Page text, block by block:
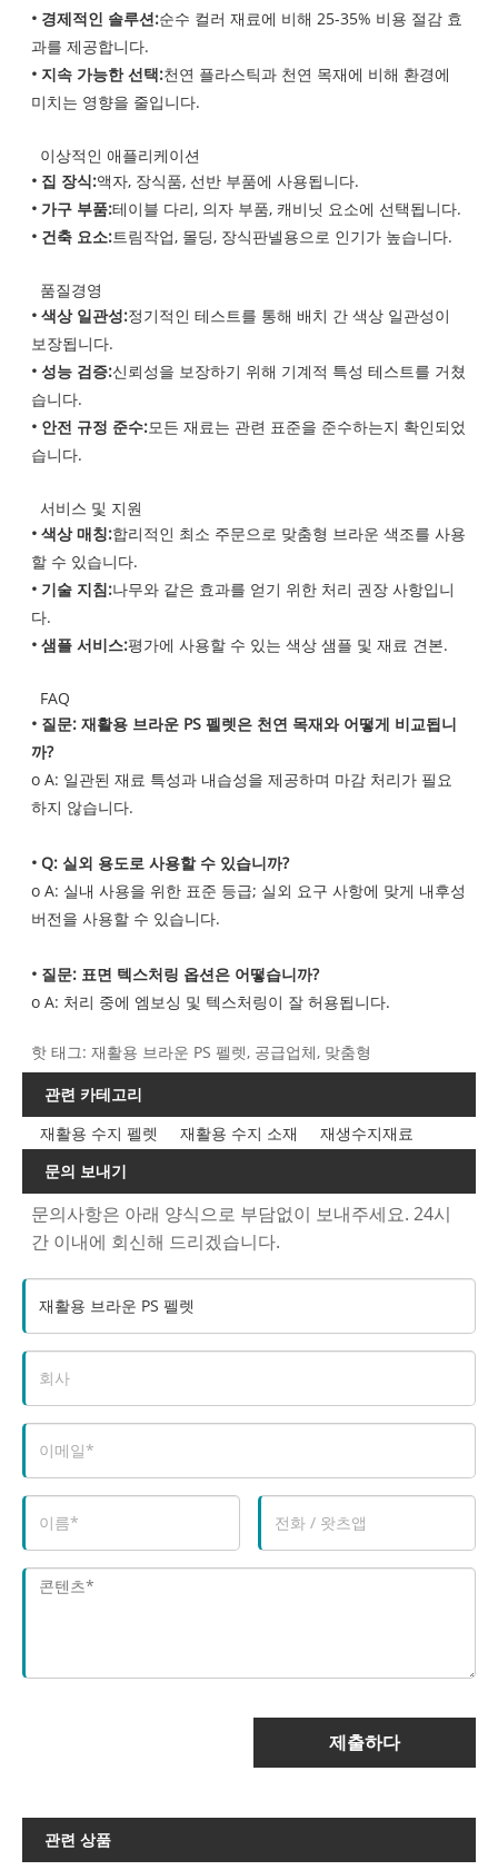
• 경제적인 솔루션:순수 컬러 재료에 비해 25-35% 비용 절감 효
과를 제공합니다.
• 지속 가능한 선택:천연 플라스틱과 천연 목재에 비해 환경에
미치는 영향을 줄입니다.
이상적인 애플리케이션
• 집 장식:액자, 장식품, 선반 부품에 사용됩니다.
• 가구 부품:테이블 다리, 의자 부품, 캐비닛 요소에 선택됩니다.
• 건축 요소:트림작업, 몰딩, 장식판넬용으로 인기가 높습니다.
품질경영
• 색상 일관성:정기적인 테스트를 통해 배치 간 색상 일관성이
보장됩니다.
• 성능 검증:신뢰성을 보장하기 위해 기계적 특성 테스트를 거쳤
습니다.
• 안전 규정 준수:모든 재료는 관련 표준을 준수하는지 확인되었
습니다.
서비스 및 지원
• 색상 매칭:합리적인 최소 주문으로 맞춤형 브라운 색조를 사용
할 수 있습니다.
• 기술 지침:나무와 같은 효과를 얻기 위한 처리 권장 사항입니
다.
• 샘플 서비스:평가에 사용할 수 있는 색상 샘플 및 재료 견본.
FAQ
• 질문: 재활용 브라운 PS 펠렛은 천연 목재와 어떻게 비교됩니
까?
o A: 일관된 재료 특성과 내습성을 제공하며 마감 처리가 필요
하지 않습니다.
• Q: 실외 용도로 사용할 수 있습니까?
o A: 실내 사용을 위한 표준 등급; 실외 요구 사항에 맞게 내후성
버전을 사용할 수 있습니다.
• 질문: 표면 텍스처링 옵션은 어떻습니까?
o A: 처리 중에 엠보싱 및 텍스처링이 잘 허용됩니다.
핫 태그: 재활용 브라운 PS 펠렛, 공급업체, 맞춤형
관련 카테고리
재활용 수지 펠렛
재활용 수지 소재
재생수지재료
문의 보내기
문의사항은 아래 양식으로 부담없이 보내주세요. 24시
간 이내에 회신해 드리겠습니다.
제출하다
관련 상품